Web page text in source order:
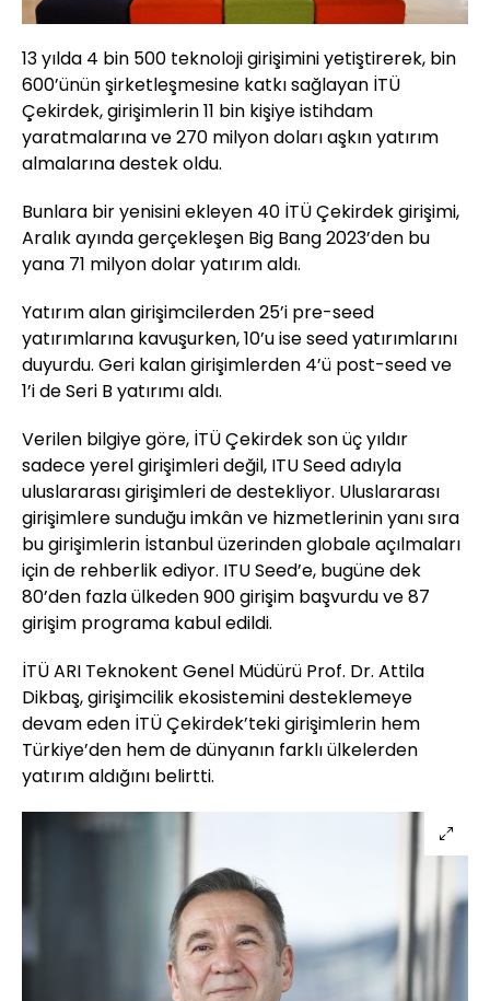
13 yılda 4 bin 500 teknoloji girişimini yetiştirerek, bin
600’ünün şirketleşmesine katkı sağlayan İTÜ
Çekirdek, girişimlerin 11 bin kişiye istihdam
yaratmalarına ve 270 milyon doları aşkın yatırım
almalarına destek oldu.
Bunlara bir yenisini ekleyen 40 İTÜ Çekirdek girişimi,
Aralık ayında gerçekleşen Big Bang 2023’den bu
yana 71 milyon dolar yatırım aldı.
Yatırım alan girişimcilerden 25’i pre-seed
yatırımlarına kavuşurken, 10’u ise seed yatırımlarını
duyurdu. Geri kalan girişimlerden 4’ü post-seed ve
1’i de Seri B yatırımı aldı.
Verilen bilgiye göre, İTÜ Çekirdek son üç yıldır
sadece yerel girişimleri değil, ITU Seed adıyla
uluslararası girişimleri de destekliyor. Uluslararası
girişimlere sunduğu imkân ve hizmetlerinin yanı sıra
bu girişimlerin İstanbul üzerinden globale açılmaları
için de rehberlik ediyor. ITU Seed’e, bugüne dek
80’den fazla ülkeden 900 girişim başvurdu ve 87
girişim programa kabul edildi.
İTÜ ARI Teknokent Genel Müdürü Prof. Dr. Attila
Dikbaş, girişimcilik ekosistemini desteklemeye
devam eden İTÜ Çekirdek’teki girişimlerin hem
Türkiye’den hem de dünyanın farklı ülkelerden
yatırım aldığını belirtti.